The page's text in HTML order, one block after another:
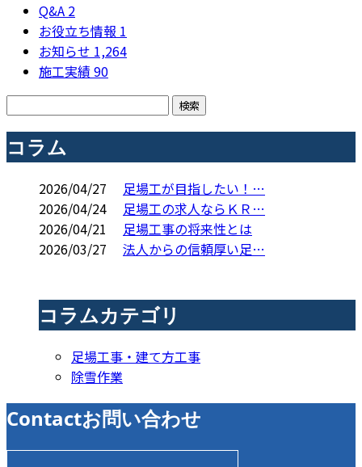
Q&A 2
お役立ち情報 1
お知らせ 1,264
施工実績90
コラム
2026/04/27
足場工が目指したい！…
2026/04/24
足場工の求人ならＫＲ…
2026/04/21
足場工事の将来性とは
2026/03/27
法人からの信頼厚い足…
コラムカテゴリ
足場工事・建て方工事
除雪作業
Contactお問い合わせ